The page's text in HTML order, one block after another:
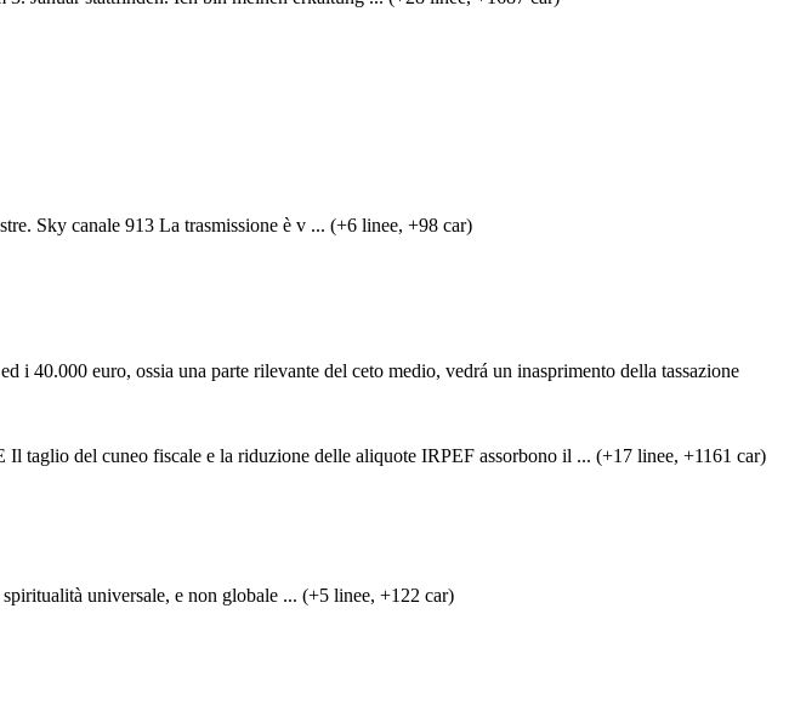
Sky canale 913 La trasmissione è v ... (+6 linee, +98 car)
40.000 euro, ossia una parte rilevante del ceto medio, vedrá un inasprimento della tassazione
del cuneo fiscale e la riduzione delle aliquote IRPEF assorbono il ... (+17 linee, +1161 car)
universale, e non globale ... (+5 linee, +122 car)